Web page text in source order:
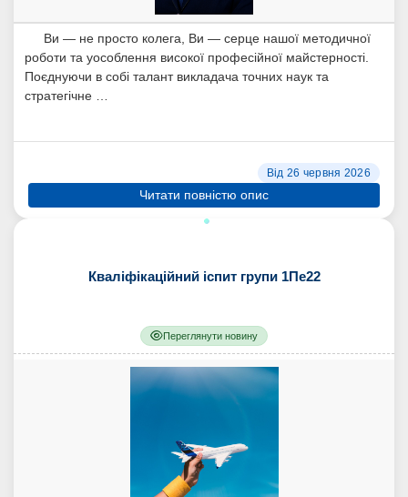
Ви — не просто колега, Ви — серце нашої методичної
роботи та уособлення високої професійної майстерності.
Поєднуючи в собі талант викладача точних наук та
стратегічне …
Від 26 червня 2026
Читати повністю опис
Кваліфікаційний іспит групи 1Пе22
Переглянути новину